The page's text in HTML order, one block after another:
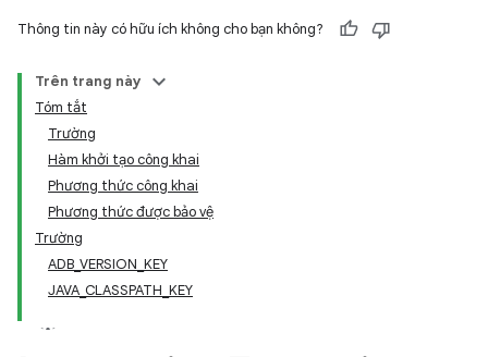
Thông tin này có hữu ích không cho bạn không?
Trên trang này
Tóm tắt
Trường
Hàm khởi tạo công khai
Phương thức công khai
Phương thức được bảo vệ
Trường
ADB_VERSION_KEY
JAVA_CLASSPATH_KEY